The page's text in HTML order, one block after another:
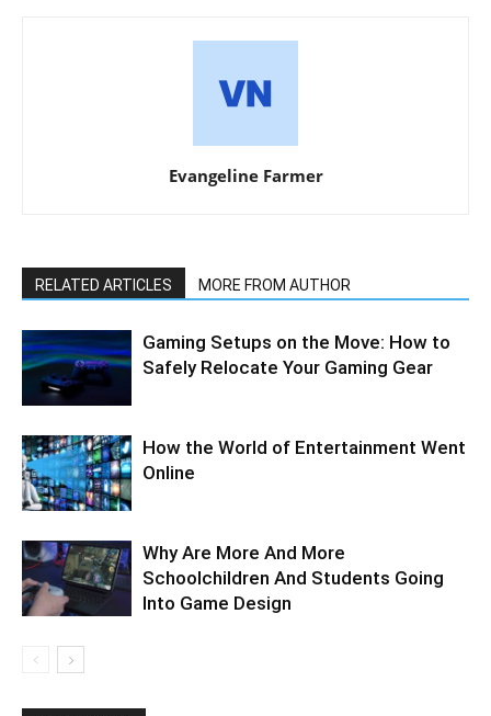
Evangeline Farmer
RELATED ARTICLES MORE FROM AUTHOR
Gaming Setups on the Move: How to
Safely Relocate Your Gaming Gear
How the World of Entertainment Went
Online
Why Are More And More
Schoolchildren And Students Going
Into Game Design